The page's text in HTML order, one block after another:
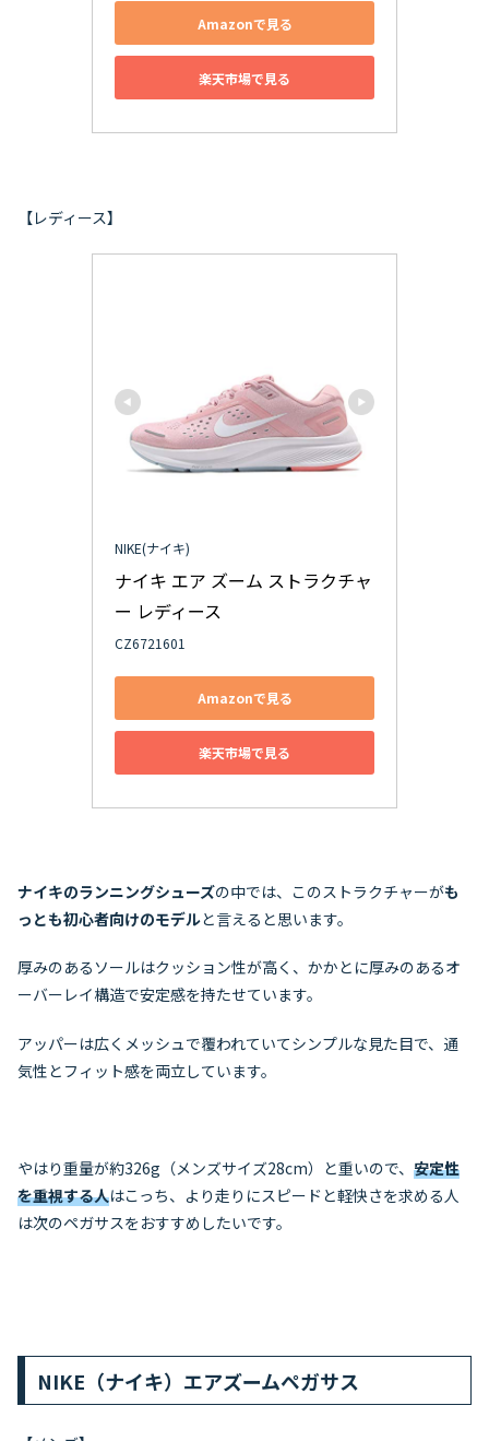
Amazonで見る
楽天市場で見る
【レディース】
NIKE(ナイキ)
ナイキ エア ズーム ストラクチャ
ー レディース
CZ6721601
Amazonで見る
楽天市場で見る
ナイキのランニングシューズの中では、このストラクチャーがも
っとも初心者向けのモデルと言えると思います。
厚みのあるソールはクッション性が高く、かかとに厚みのあるオ
ーバーレイ構造で安定感を持たせています。
アッパーは広くメッシュで覆われていてシンプルな見た目で、通
気性とフィット感を両立しています。
やはり重量が約326g（メンズサイズ28cm）と重いので、 安定性
を重視する人はこっち、より走りにスピードと軽快さを求める人
は次のペガサスをおすすめしたいです。
NIKE（ナイキ）エアズームペガサス